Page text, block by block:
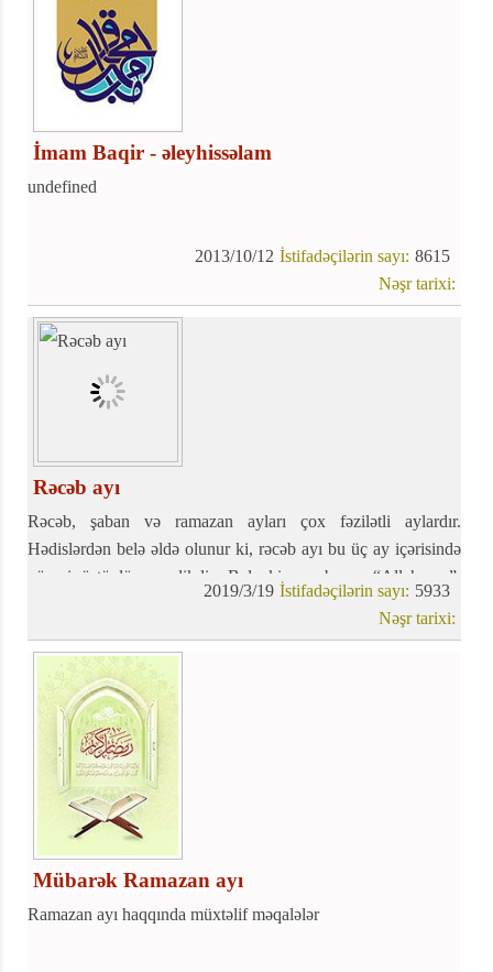
İmam Baqir - əleyhissəlam
undefined
8615
İstifadəçilərin sayı:
2013/10/12
Nəşr tarixi:
Rəcəb ayı
Rəcəb, şaban və ramazan ayları çox fəzilətli aylardır.
Hədislərdən belə əldə olunur ki, rəcəb ayı bu üç ay içərisində
xüsusi üstünlüyə malikdir. Belə ki, rəcəb ayı “Allah ayı”,
şaban ayı “Peyğəmbər ayı”, ramazan ayı isə “Ümmətin ayı”
adlanmışdır. Rəcəb ayı “haram aylar”dan biridir. Bu aylarda
(haram aylarda) cinayətlərin diyəsi daha ağır olur. Rəcəb
ayında – hətta ayın bir gününü - oruc tutmağın böyük
savabları barədə nəql olunmuş saysız hədislərdən aydın olur
ki, bu ay ibadət və özünüislah ayıdır.
5933
İstifadəçilərin sayı:
2019/3/19
Nəşr tarixi:
Mübarək Ramazan ayı
Ramazan ayı haqqında müxtəlif məqalələr